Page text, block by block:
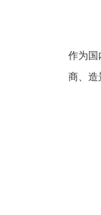
作为国
商、造